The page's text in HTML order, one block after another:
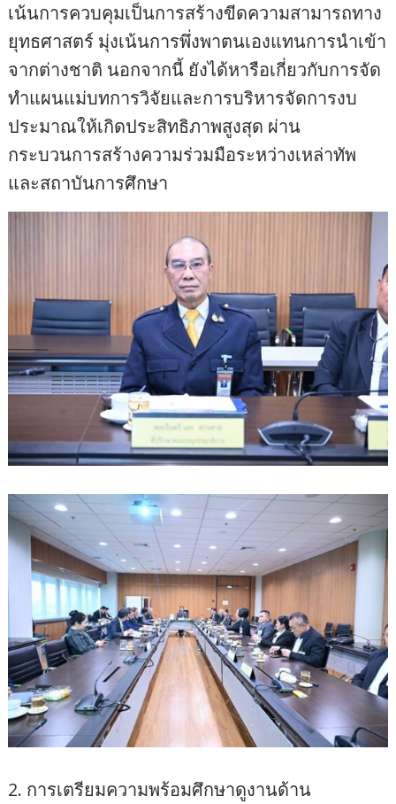
เน้นการควบคุมเป็นการสร้างขีดความสามารถทาง
ยุทธศาสตร์ มุ่งเน้นการพึ่งพาตนเองแทนการนำเข้า
จากต่างชาติ นอกจากนี้ ยังได้หารือเกี่ยวกับการจัด
ทำแผนแม่บทการวิจัยและการบริหารจัดการงบ
ประมาณให้เกิดประสิทธิภาพสูงสุด ผ่าน
กระบวนการสร้างความร่วมมือระหว่างเหล่าทัพ
และสถาบันการศึกษา
2. การเตรียมความพร้อมศึกษาดูงานด้าน